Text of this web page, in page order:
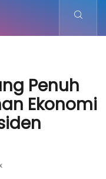
Penuh
Ekonomi